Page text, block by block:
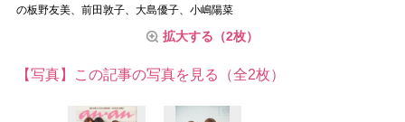
の板野友美、前田敦子、大島優子、小嶋陽菜
拡大する（2枚）
【写真】この記事の写真を見る（全2枚）